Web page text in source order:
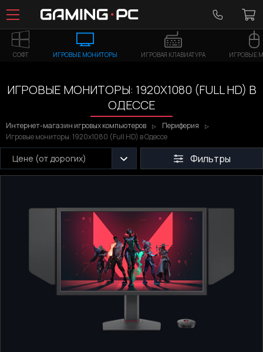
СОФТ ИГРОВЫЕ МОНИТОРЫ ИГРОВАЯ КЛАВИАТУРА ИГРОВЫЕ
ИГРОВЫЕ МОНИТОРЫ: 1920X1080 (FULL HD) В
ОДЕССЕ
Интернет-магазин игровых компьютеров
Периферия
Игровые мониторы: 1920x1080 (Full HD) в Одессе
Цене (от дорогих) Фильтры